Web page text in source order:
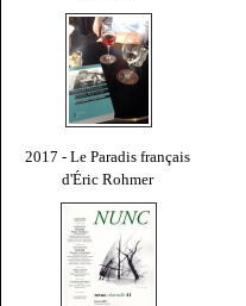
2017 - Le Paradis français
d'Éric Rohmer